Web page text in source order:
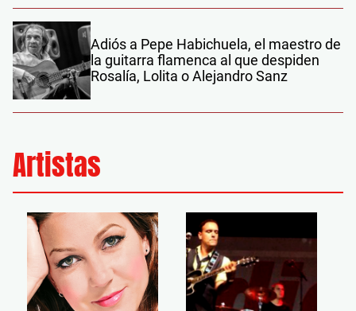
Adiós a Pepe Habichuela, el maestro de
la guitarra flamenca al que despiden
Rosalía, Lolita o Alejandro Sanz
Artistas